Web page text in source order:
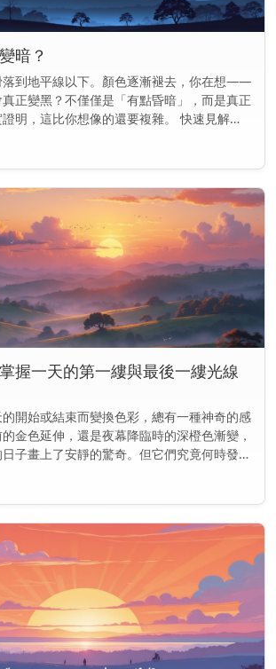
暗？
落到地平線以下。顏色逐漸褪去，你在想——
正變黑？不僅僅是「有點昏暗」，而是真正
明，這比你想像的還要複雜。 快速見解：
分鐘內會完全變黑，這取決於你的地點和
握一天的第一縷與最後一縷光線
開始或結束而變換色彩，總有一種神奇的感
金色延伸，還是夜幕降臨時的深橙色漸變，
子畫上了安靜的驚奇。但它們究竟何時發生
主要見解： 日出和日落並非每天都在同